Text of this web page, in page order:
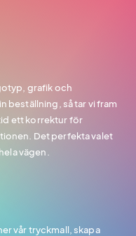
grafik och
beställning, så tar vi fram
ett korrektur för
Det perfekta valet
vägen.
vår tryckmall, skapa